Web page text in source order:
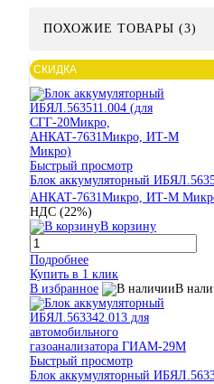
ПОХОЖИЕ ТОВАРЫ (3)
СКИДКА
Быстрый просмотр
Блок аккумуляторный
АНКАТ-7631Микро, ИТ-М
НДС (22%)
В корзину
Подробнее
Купить в 1 клик
В избранное
В
Быстрый просмотр
Блок аккумуляторный